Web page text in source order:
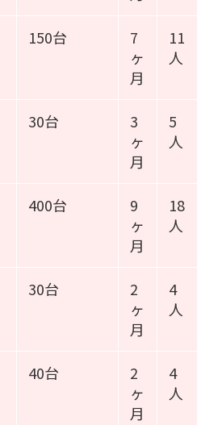
150台
7
ヶ
月
11
人
30台
3
ヶ
月
5
人
400台
9
ヶ
月
18
人
30台
2
ヶ
月
4
人
40台
2
ヶ
月
4
人